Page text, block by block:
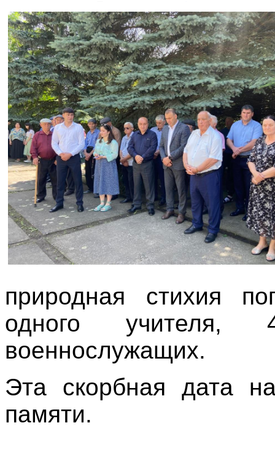
природная стихия
одного
военнослужащих.
Эта скорбная дата
памяти.